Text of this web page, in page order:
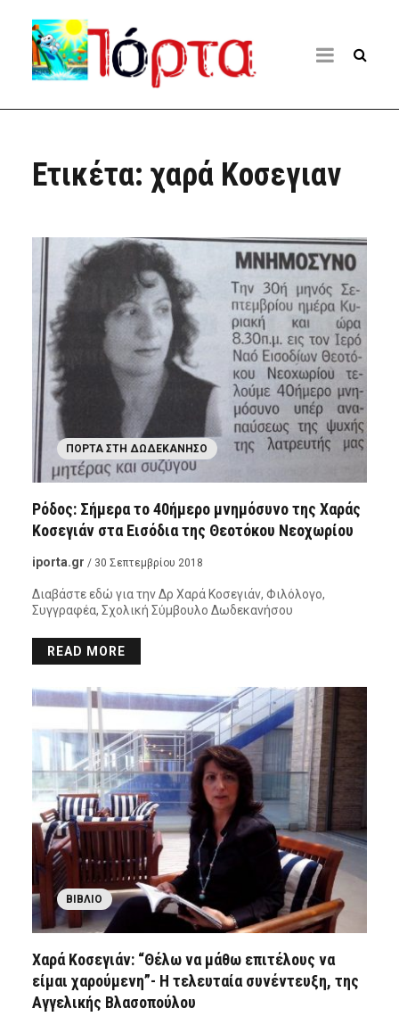
Ετικέτα: χαρά Κοσεγιαν
ΠΌΡΤΑ ΣΤΗ ΔΩΔΕΚΆΝΗΣΟ
Ρόδος: Σήμερα το 40ήμερο μνημόσυνο της Χαράς
Κοσεγιάν στα Εισόδια της Θεοτόκου Νεοχωρίου
iporta.gr / 30 Σεπτεμβρίου 2018
Διαβάστε εδώ για την Δρ Χαρά Κοσεγιάν, Φιλόλογο,
Συγγραφέα, Σχολική Σύμβουλο Δωδεκανήσου
READ MORE
ΒΙΒΛΊΟ
Χαρά Κοσεγιάν: “Θέλω να μάθω επιτέλους να
είμαι χαρούμενη”- Η τελευταία συνέντευξη, της
Αγγελικής Βλασοπούλου